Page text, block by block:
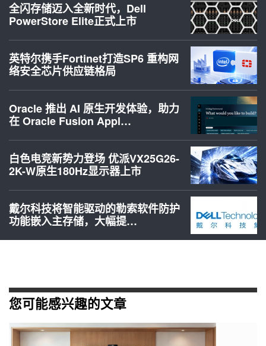
全闪存储迈入全新时代，Dell
PowerStore Elite正式上市
英特尔携手Fortinet打造SP6 重构网
络安全芯片供应链格局
Oracle 推出 AI 原生开发体验，助力
在 Oracle Fusion Appl…
白色电竞新势力登场 优派VX25G26-
2K-W原生180Hz显示器上市
戴尔科技将智能驱动的勒索软件防护
功能嵌入主存储，大幅提…
您可能感兴趣的文章